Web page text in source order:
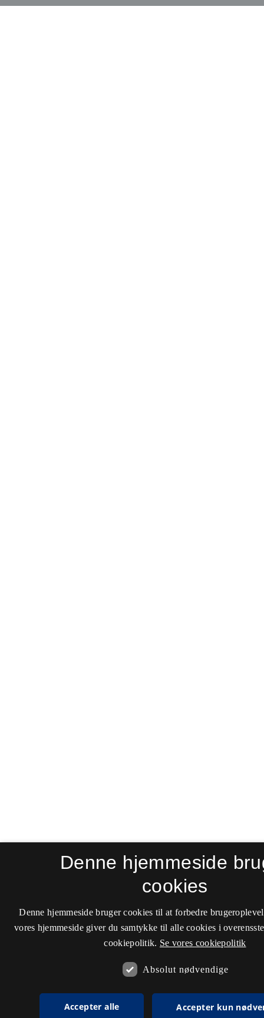
Denne hjemmeside
cookies
Denne hjemmeside bruger cookies til at forbedre
vores hjemmeside giver du samtykke til alle cookies i
cookiepolitik. Se vores cookiepolitik
Absolut nødvendige
Accepter alle Accepter kun